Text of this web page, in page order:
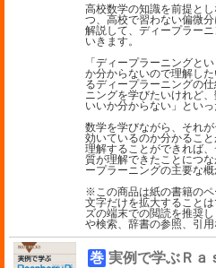
高校数学の知識を前提と
つ、高校で習わない偏微
解説して、ディープラー
いきます。
「ディープラーニングと
か分からないので理解し
るディープラーニングの
ニングを学びたいけれど
いいか分からない」とい
数学を学びながら、それ
効いているのか分かるこ
理解することができれば
質が理解できたことにつ
ープラーニングの主要な
※この商品は紙の書籍のペ
文字だけを拡大すること
ズの端末での閲読を推奨
や検索、辞書の参照、引
巻 実例で学ぶＲ